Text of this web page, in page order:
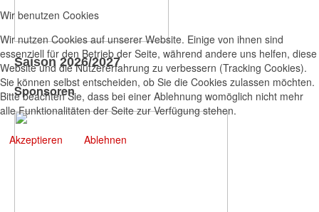
Saison 2026/2027
Sponsoren
Wir benutzen Cookies
Wir nutzen Cookies auf unserer Website. Einige von ihnen sind
essenziell für den Betrieb der Seite, während andere uns helfen, diese
Website und die Nutzererfahrung zu verbessern (Tracking Cookies).
Sie können selbst entscheiden, ob Sie die Cookies zulassen möchten.
Bitte beachten Sie, dass bei einer Ablehnung womöglich nicht mehr
alle Funktionalitäten der Seite zur Verfügung stehen.
Akzeptieren Ablehnen